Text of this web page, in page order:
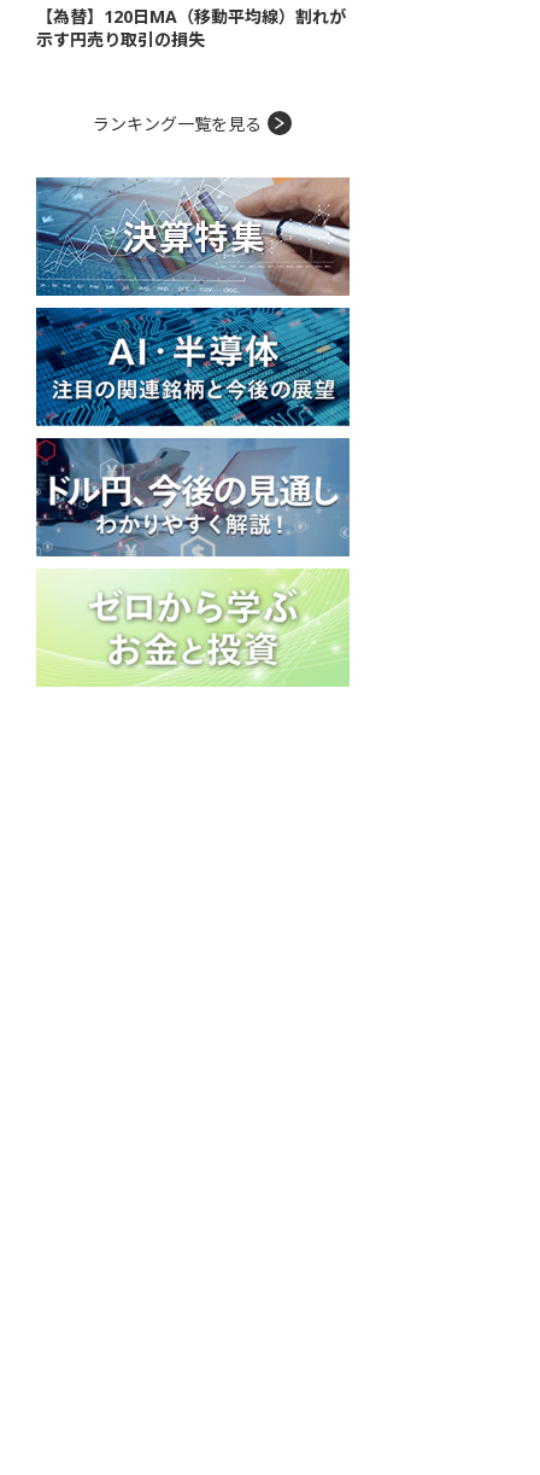
【為替】120日MA（移動平均線）割れが
示す円売り取引の損失
ランキング一覧を見る